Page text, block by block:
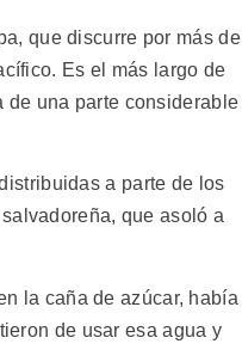
que discurre por más de
Es el más largo de
de una parte considerable
a parte de los
que asoló a
la caña de azúcar, había
de usar esa agua y